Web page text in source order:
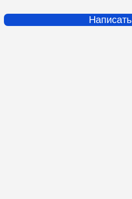
Написать